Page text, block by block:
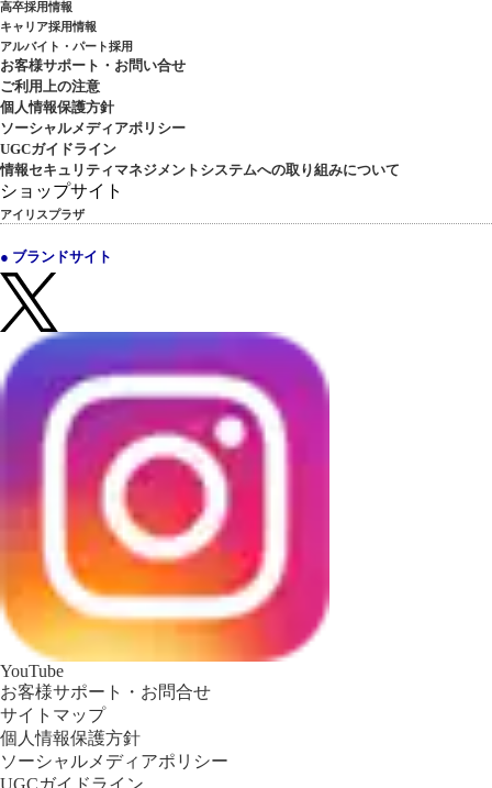
高卒採用情報
キャリア採用情報
アルバイト・パート採用
お客様サポート・お問い合せ
ご利用上の注意
個人情報保護方針
ソーシャルメディアポリシー
UGCガイドライン
情報セキュリティマネジメントシステムへの取り組みについて
ショップサイト
アイリスプラザ
● ブランドサイト
YouTube
お客様サポート・お問合せ
サイトマップ
個人情報保護方針
ソーシャルメディアポリシー